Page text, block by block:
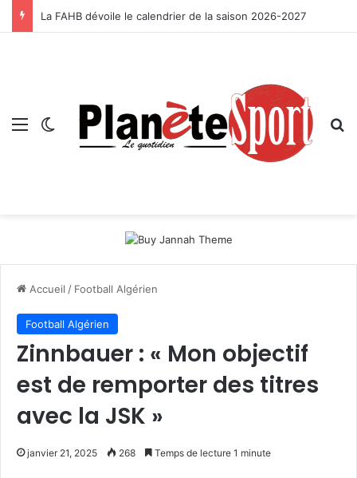
La FAHB dévoile le calendrier de la saison 2026-2027
Menu Switch skin
Accueil / Football Algérien
Football Algérien
Zinnbauer : « Mon objectif
est de remporter des titres
avec la JSK »
janvier 21, 2025 268 Temps de lecture 1 minute